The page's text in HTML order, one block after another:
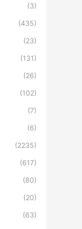
(3)
(435)
(23)
(131)
(26)
(102)
(7)
(6)
(2235)
(617)
(80)
(20)
(63)